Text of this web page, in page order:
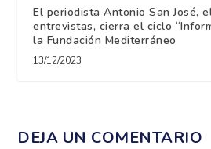
El periodista Antonio San José,
entrevistas, cierra el ciclo
la Fundación Mediterráneo
13/12/2023
DEJA UN COMENTARIO